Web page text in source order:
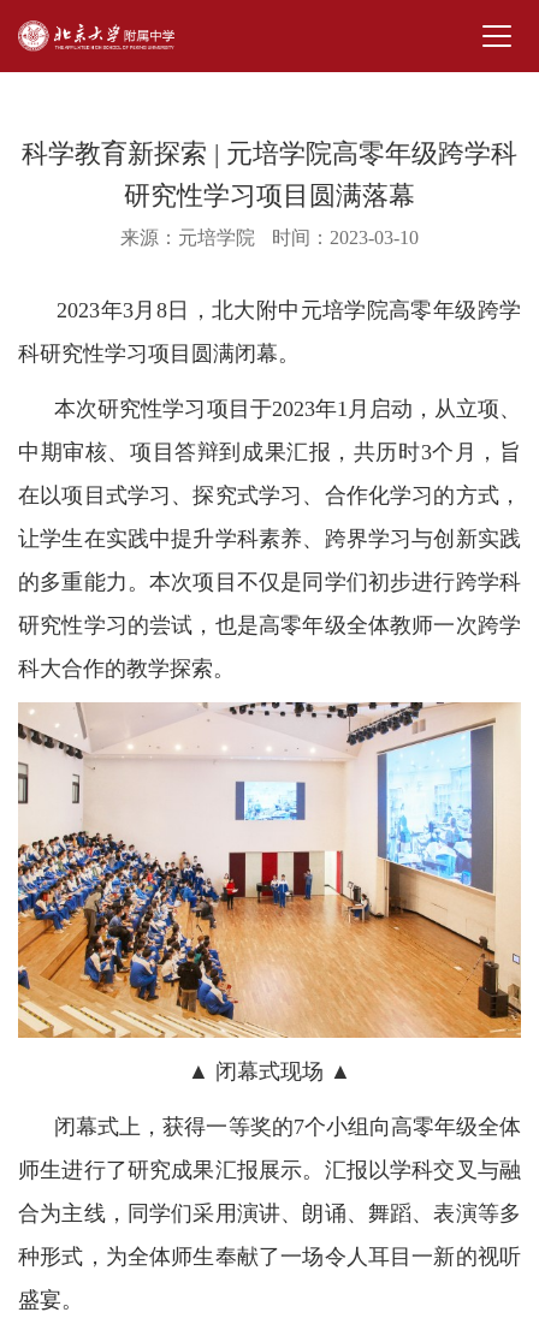
科学教育新探索 | 元培学院高零年级跨学科
研究性学习项目圆满落幕
来源：元培学院 时间：2023-03-10
2023年3月8日，北大附中元培学院高零年级跨学
科研究性学习项目圆满闭幕。
本次研究性学习项目于2023年1月启动，从立项、
中期审核、项目答辩到成果汇报，共历时3个月，旨
在以项目式学习、探究式学习、合作化学习的方式，
让学生在实践中提升学科素养、跨界学习与创新实践
的多重能力。本次项目不仅是同学们初步进行跨学科
研究性学习的尝试，也是高零年级全体教师一次跨学
科大合作的教学探索。
▲ 闭幕式现场 ▲
闭幕式上，获得一等奖的7个小组向高零年级全体
师生进行了研究成果汇报展示。汇报以学科交叉与融
合为主线，同学们采用演讲、朗诵、舞蹈、表演等多
种形式，为全体师生奉献了一场令人耳目一新的视听
盛宴。